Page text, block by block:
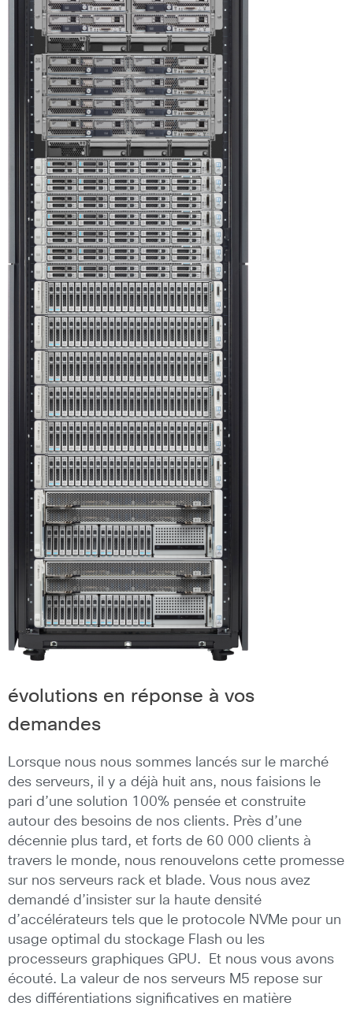
évolutions en réponse à vos
demandes
Lorsque nous nous sommes lancés sur le marché
des serveurs, il y a déjà huit ans, nous faisions le
pari d’une solution 100% pensée et construite
autour des besoins de nos clients. Près d’une
décennie plus tard, et forts de 60 000 clients à
travers le monde, nous renouvelons cette promesse
sur nos serveurs rack et blade. Vous nous avez
demandé d’insister sur la haute densité
d’accélérateurs tels que le protocole NVMe pour un
usage optimal du stockage Flash ou les
processeurs graphiques GPU. Et nous vous avons
écouté. La valeur de nos serveurs M5 repose sur
des différentiations significatives en matière